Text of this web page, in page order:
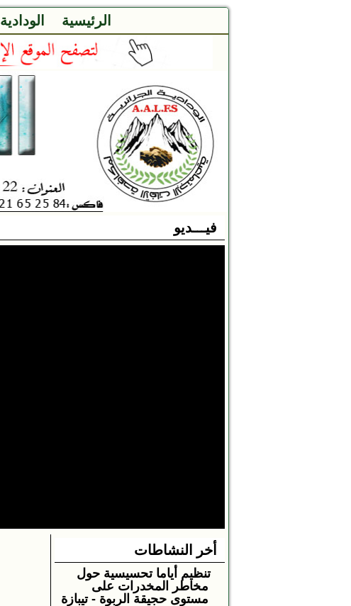
الرئيسية الودادية
فيـــديو
أخر النشاطات
تنظيم أياما تحسيسية حول
مخاطر المخدرات على
مستوى حجيقة الربوة - تيبازة